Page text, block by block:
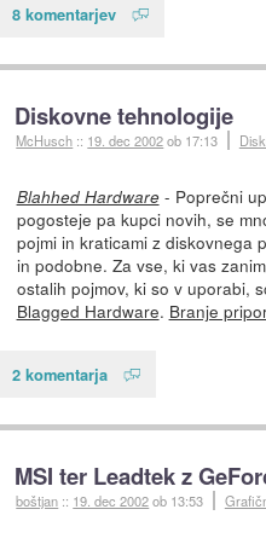
8 komentarjev
Diskovne tehnologije
McHusch :: 19. dec 2002ob 17:13
Blahhed Hardware- Poprečni
pogosteje pa kupci novih, se
pojmi in kraticami z diskovnega
in podobne. Za vse, ki vas
ostalih pojmov, ki so v uporabi,
Blagged Hardware. Branje
2 komentarja
MSI ter Leadtek z
boštjan :: 19. dec 2002ob 13:53